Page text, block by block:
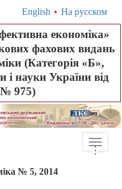
English • На русском
економіка»
фахових видань
(Категорія «Б»,
і науки України від
№ 975)
Toggle
...
№ 5, 2014